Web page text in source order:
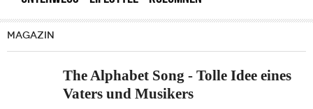
MAGAZIN
The Alphabet Song - Tolle Idee eines
Vaters und Musikers